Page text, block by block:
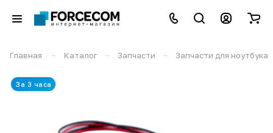
Главная – Каталог – Запчасти – Запчасти для ноутбука
За 3 часа